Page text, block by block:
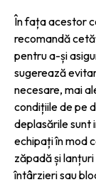
În fața acestor
recomandă
pentru a-și
sugerează
necesare, mai
condițiile de pe
deplasările sunt
echipați în mod
zăpadă și
întârzieri sau